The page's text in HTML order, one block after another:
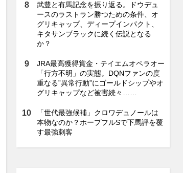
武豊と有馬記念を振り返る。ドウデュ
ースのラストラン勝つための条件、オ
グリキャップ、ディープインパクト、
キタサンブラックに続く伝説となる
か？
JRA最高獲得賞金・テイエムオペラオー
「行方不明」の実態。DQNファンの度
重なる”異常行動”にゴールドシップやオ
グリキャップなど被害続々……
「世代最強候補」クロワデュノールは
本物なのか？ホープフルSで下馬評を覆
す最強刺客